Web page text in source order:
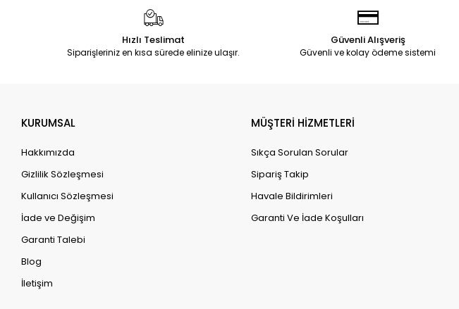
Hızlı Teslimat
Siparişleriniz en kısa sürede elinize ulaşır.
Güvenli Alışveriş
Güvenli ve kolay ödeme sistemi
KURUMSAL
Hakkımızda
Gizlilik Sözleşmesi
Kullanıcı Sözleşmesi
İade ve Değişim
Garanti Talebi
Blog
İletişim
MÜŞTERİ HİZMETLERİ
Sıkça Sorulan Sorular
Sipariş Takip
Havale Bildirimleri
Garanti Ve İade Koşulları